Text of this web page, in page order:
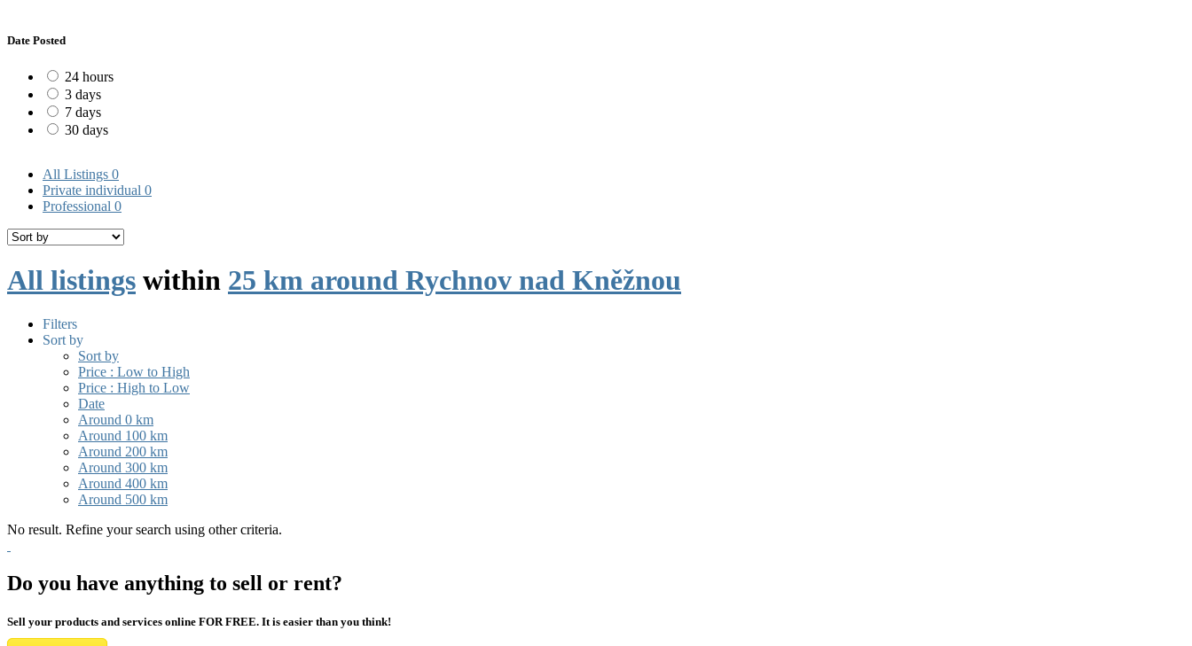
Date Posted
24 hours
3 days
7 days
30 days
All Listings 0
Private individual 0
Professional 0
All listings within 25 km around Rychnov nad Kněžnou
Filters
Sort by
Sort by
Price : Low to High
Price : High to Low
Date
Around 0 km
Around 100 km
Around 200 km
Around 300 km
Around 400 km
Around 500 km
No result. Refine your search using other criteria.
Do you have anything to sell or rent?
Sell your products and services online FOR FREE. It is easier than you think!